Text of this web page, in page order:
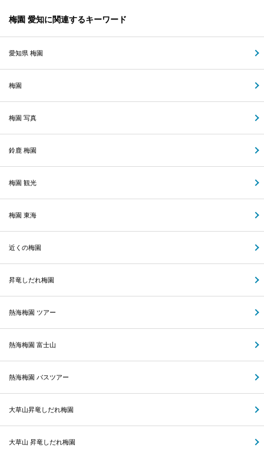
梅園 愛知に関連するキーワード
愛知県 梅園
梅園
梅園 写真
鈴鹿 梅園
梅園 観光
梅園 東海
近くの梅園
昇竜しだれ梅園
熱海梅園 ツアー
熱海梅園 富士山
熱海梅園 バスツアー
大草山昇竜しだれ梅園
大草山 昇竜しだれ梅園